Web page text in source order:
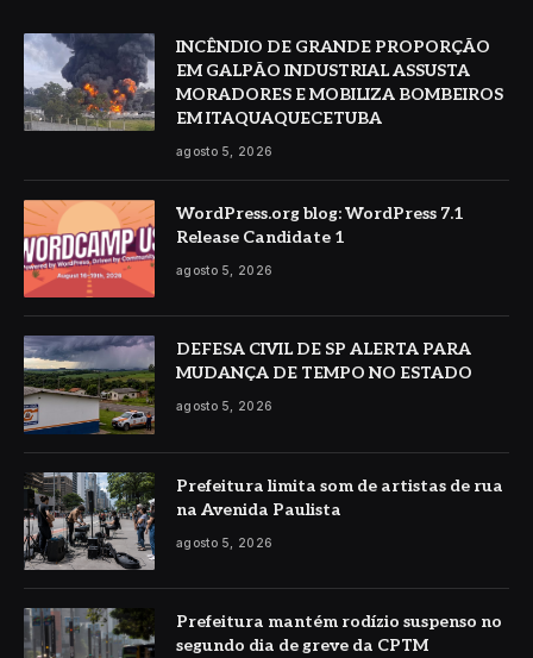
INCÊNDIO DE GRANDE PROPORÇÃO
EM GALPÃO INDUSTRIAL ASSUSTA
MORADORES E MOBILIZA BOMBEIROS
EM ITAQUAQUECETUBA
agosto 5, 2026
WordPress.org blog: WordPress 7.1
Release Candidate 1
agosto 5, 2026
DEFESA CIVIL DE SP ALERTA PARA
MUDANÇA DE TEMPO NO ESTADO
agosto 5, 2026
Prefeitura limita som de artistas de rua
na Avenida Paulista
agosto 5, 2026
Prefeitura mantém rodízio suspenso no
segundo dia de greve da CPTM